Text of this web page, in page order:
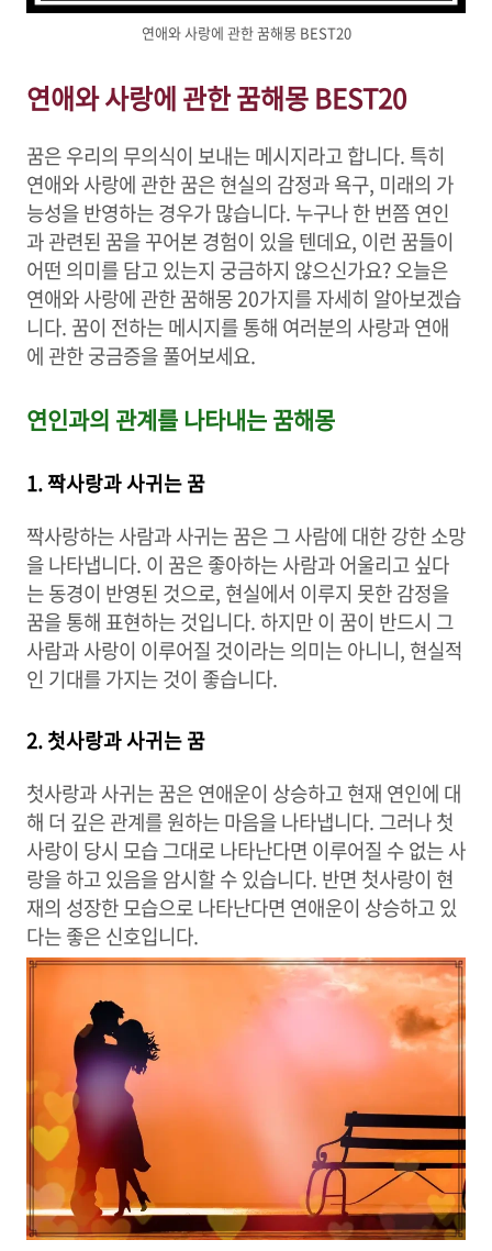
연애와 사랑에 관한 꿈해몽 BEST20
연애와 사랑에 관한 꿈해몽 BEST20
꿈은 우리의 무의식이 보내는 메시지라고 합니다. 특히
연애와 사랑에 관한 꿈은 현실의 감정과 욕구, 미래의 가
능성을 반영하는 경우가 많습니다. 누구나 한 번쯤 연인
과 관련된 꿈을 꾸어본 경험이 있을 텐데요, 이런 꿈들이
어떤 의미를 담고 있는지 궁금하지 않으신가요? 오늘은
연애와 사랑에 관한 꿈해몽 20가지를 자세히 알아보겠습
니다. 꿈이 전하는 메시지를 통해 여러분의 사랑과 연애
에 관한 궁금증을 풀어보세요.
연인과의 관계를 나타내는 꿈해몽
1. 짝사랑과 사귀는 꿈
짝사랑하는 사람과 사귀는 꿈은 그 사람에 대한 강한 소망
을 나타냅니다. 이 꿈은 좋아하는 사람과 어울리고 싶다
는 동경이 반영된 것으로, 현실에서 이루지 못한 감정을
꿈을 통해 표현하는 것입니다. 하지만 이 꿈이 반드시 그
사람과 사랑이 이루어질 것이라는 의미는 아니니, 현실적
인 기대를 가지는 것이 좋습니다.
2. 첫사랑과 사귀는 꿈
첫사랑과 사귀는 꿈은 연애운이 상승하고 현재 연인에 대
해 더 깊은 관계를 원하는 마음을 나타냅니다. 그러나 첫
사랑이 당시 모습 그대로 나타난다면 이루어질 수 없는 사
랑을 하고 있음을 암시할 수 있습니다. 반면 첫사랑이 현
재의 성장한 모습으로 나타난다면 연애운이 상승하고 있
다는 좋은 신호입니다.